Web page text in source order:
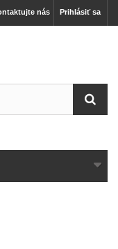
Prihlásiť sa
nás